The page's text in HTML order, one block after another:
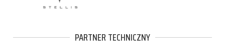
PARTNER TECHNICZNY